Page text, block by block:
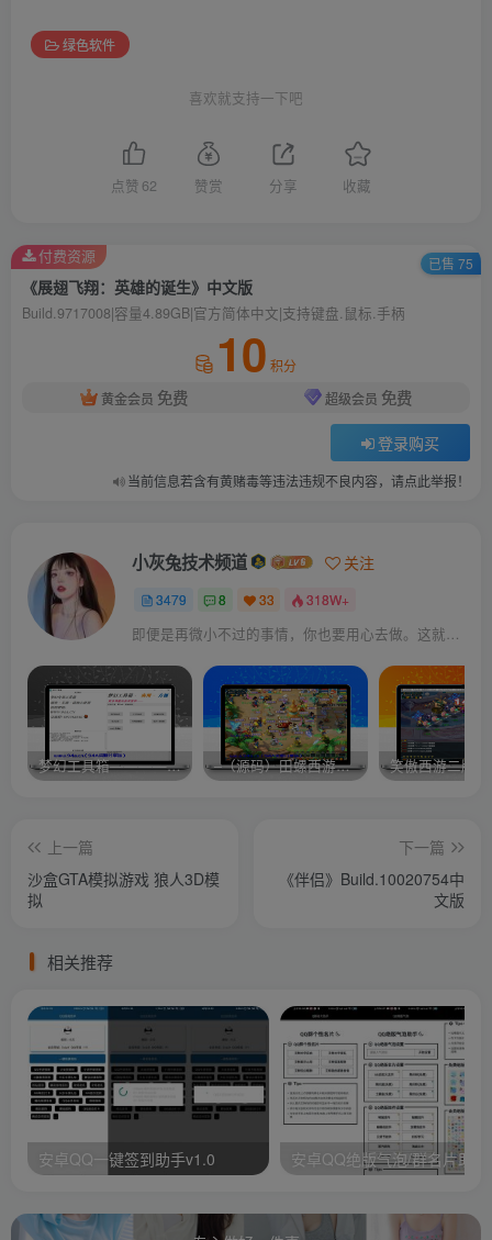
绿色软件
喜欢就支持一下吧
点赞 62 赞赏 分享 收藏
《展翅飞翔：英雄的诞生》中文版
Build.9717008|容量4.89GB|官方简体中文|支持键盘.鼠标.手柄
10 积分
黄金会员 免费 超级会员 免费
登录购买
当前信息若含有黄赌毒等违法违规不良内容，请点此举报！
付费资源 已售 75
小灰兔技术频道 关注
3479 8 33 318W+
即便是再微小不过的事情，你也要用心去做。这就是成功的秘密
梦幻工具箱————-免费 –（源码）田螺西游9.0 假人摆摊18门派飞升渡劫化圣助战最新BB谛听…. 笑傲西游二版-
上一篇
沙盒GTA模拟游戏 狼人3D模
拟
下一篇
《伴侣》Build.10020754中
文版
相关推荐
安卓QQ一键签到助手v1.0 安卓QQ绝版气泡/群名片助手